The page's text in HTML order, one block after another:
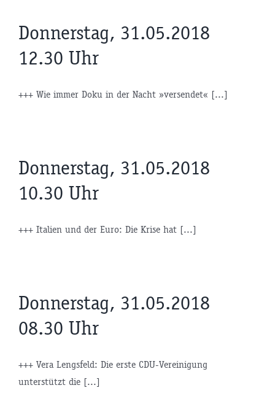
Donnerstag, 31.05.2018
12.30 Uhr
+++ Wie immer Doku in der Nacht »versendet« [...]
Donnerstag, 31.05.2018
10.30 Uhr
+++ Italien und der Euro: Die Krise hat [...]
Donnerstag, 31.05.2018
08.30 Uhr
+++ Vera Lengsfeld: Die erste CDU-Vereinigung
unterstützt die [...]